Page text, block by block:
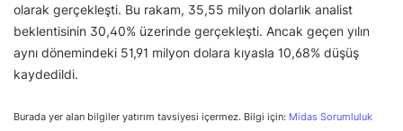
olarak gerçekleşti. Bu rakam, 35,55 milyon dolarlık analist
beklentisinin 30,40% üzerinde gerçekleşti. Ancak geçen yılın
aynı dönemindeki 51,91 milyon dolara kıyasla 10,68% düşüş
kaydedildi.
Burada yer alan bilgiler yatırım tavsiyesi içermez. Bilgi için: Midas Sorumluluk